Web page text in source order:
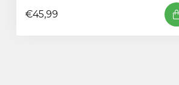
€45,99